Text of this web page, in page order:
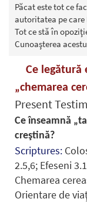
Păcat este tot ce
autoritatea pe care
Tot ce stă în
Cunoaşterea
Ce legătură
„chemarea
Present
Ce înseamnă
creştină?
Scriptures:
2.5,6; Efeseni
Chemarea
Orientare de